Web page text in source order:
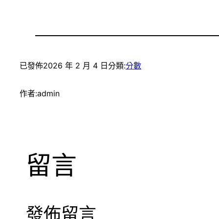
已發佈2026 年 2 月 4 日分類:分數
作者:admin
留言
發佈留言